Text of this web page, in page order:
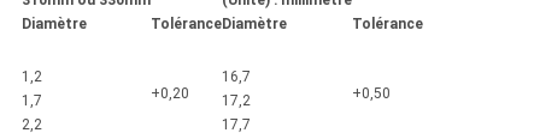
Diamètre
ToléranceDiamètre Tolérance
1,2
+0,20
16,7
+0,50
1,7
17,2
2,2
17,7